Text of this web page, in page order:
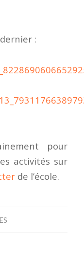
:
pour
activités sur
de l’école.